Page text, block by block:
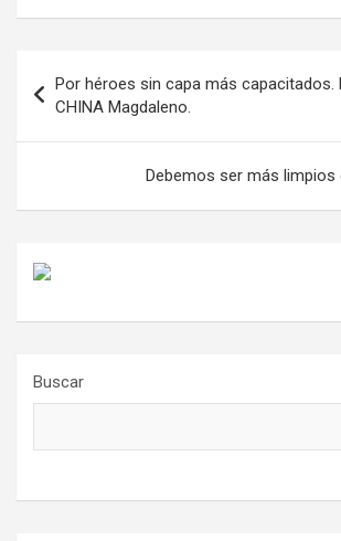
de
entradas
Por héroes sin capa más capacitados.
CHINA Magdaleno.
Debemos ser más limpios
Buscar